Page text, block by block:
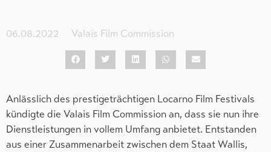
06.08.2022 Valais Film Commission
Anlässlich des prestigeträchtigen Locarno Film Festivals
kündigte die Valais Film Commission an, dass sie nun ihre
Dienstleistungen in vollem Umfang anbietet. Entstanden
aus einer Zusammenarbeit zwischen dem Staat Wallis,